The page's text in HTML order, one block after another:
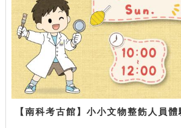
【南科考古館】小小文物整飭人員體